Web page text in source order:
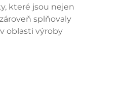
které jsou nejen
splňovaly
oblasti výroby